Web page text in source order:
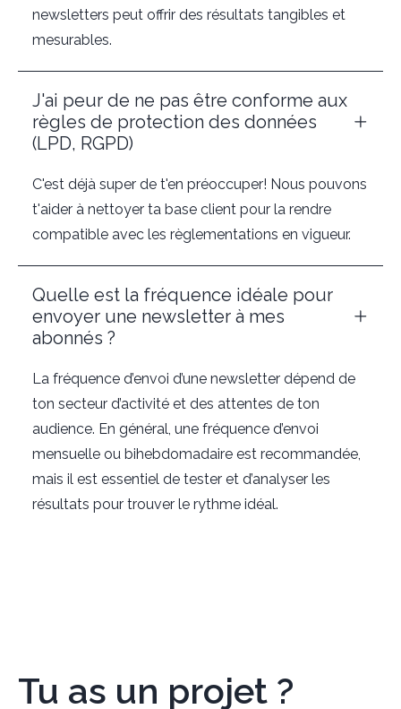
newsletters peut offrir des résultats tangibles et
mesurables.
J'ai peur de ne pas être conforme aux
règles de protection des données
(LPD, RGPD)
C'est déjà super de t'en préoccuper! Nous pouvons
t'aider à nettoyer ta base client pour la rendre
compatible avec les règlementations en vigueur.
Quelle est la fréquence idéale pour
envoyer une newsletter à mes
abonnés ?
La fréquence d’envoi d’une newsletter dépend de
ton secteur d’activité et des attentes de ton
audience. En général, une fréquence d’envoi
mensuelle ou bihebdomadaire est recommandée,
mais il est essentiel de tester et d’analyser les
résultats pour trouver le rythme idéal.
Tu as un projet ?